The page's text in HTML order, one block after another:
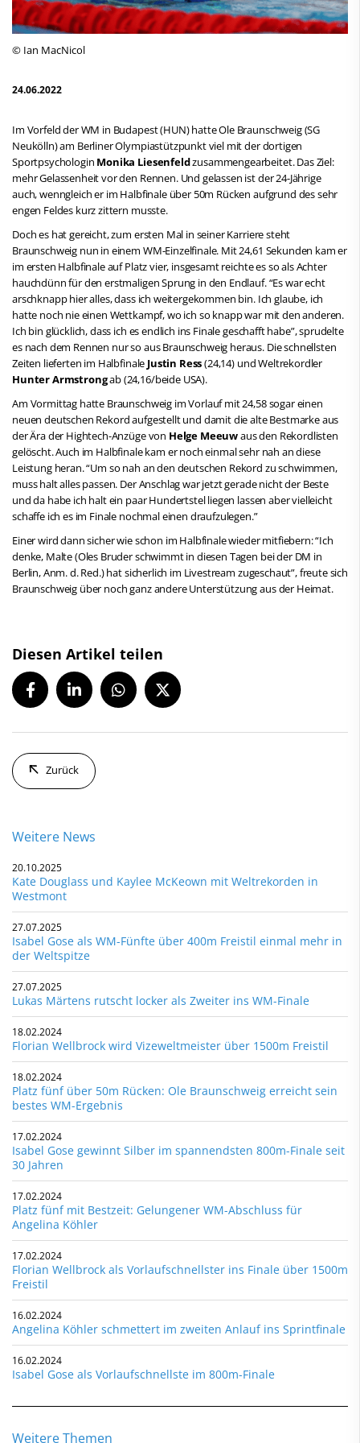
© Ian MacNicol
24.06.2022
Im Vorfeld der WM in Budapest (HUN) hatte Ole Braunschweig (SG
Neukölln) am Berliner Olympiastützpunkt viel mit der dortigen
Sportpsychologin Monika Liesenfeldzusammengearbeitet. Das Ziel:
mehr Gelassenheit vor den Rennen. Und gelassen ist der 24-Jährige
auch, wenngleich er im Halbfinale über 50m Rücken aufgrund des sehr
engen Feldes kurz zittern musste.
Doch es hat gereicht, zum ersten Mal in seiner Karriere steht
Braunschweig nun in einem WM-Einzelfinale. Mit 24,61 Sekunden kam er
im ersten Halbfinale auf Platz vier, insgesamt reichte es so als Achter
hauchdünn für den erstmaligen Sprung in den Endlauf. “Es war echt
arschknapp hier alles, dass ich weitergekommen bin. Ich glaube, ich
hatte noch nie einen Wettkampf, wo ich so knapp war mit den anderen.
Ich bin glücklich, dass ich es endlich ins Finale geschafft habe”, sprudelte
es nach dem Rennen nur so aus Braunschweig heraus. Die schnellsten
Zeiten lieferten im Halbfinale Justin Ress(24,14) und Weltrekordler
Hunter Armstrongab (24,16/beide USA).
Am Vormittag hatte Braunschweig im Vorlauf mit 24,58 sogar einen
neuen deutschen Rekord aufgestellt und damit die alte Bestmarke aus
der Ära der Hightech-Anzüge von Helge Meeuwaus den Rekordlisten
gelöscht. Auch im Halbfinale kam er noch einmal sehr nah an diese
Leistung heran. “Um so nah an den deutschen Rekord zu schwimmen,
muss halt alles passen. Der Anschlag war jetzt gerade nicht der Beste
und da habe ich halt ein paar Hundertstel liegen lassen aber vielleicht
schaffe ich es im Finale nochmal einen draufzulegen.”
Einer wird dann sicher wie schon im Halbfinale wieder mitfiebern: “Ich
denke, Malte (Oles Bruder schwimmt in diesen Tagen bei der DM in
Berlin, Anm. d. Red.) hat sicherlich im Livestream zugeschaut”, freute sich
Braunschweig über noch ganz andere Unterstützung aus der Heimat.
Diesen Artikel teilen
Zurück
Weitere News
20.10.2025
Kate Douglass und Kaylee McKeown mit Weltrekorden in
Westmont
27.07.2025
Isabel Gose als WM-Fünfte über 400m Freistil einmal mehr in
der Weltspitze
27.07.2025
Lukas Märtens rutscht locker als Zweiter ins WM-Finale
18.02.2024
Florian Wellbrock wird Vizeweltmeister über 1500m Freistil
18.02.2024
Platz fünf über 50m Rücken: Ole Braunschweig erreicht sein
bestes WM-Ergebnis
17.02.2024
Isabel Gose gewinnt Silber im spannendsten 800m-Finale seit
30 Jahren
17.02.2024
Platz fünf mit Bestzeit: Gelungener WM-Abschluss für
Angelina Köhler
17.02.2024
Florian Wellbrock als Vorlaufschnellster ins Finale über 1500m
Freistil
16.02.2024
Angelina Köhler schmettert im zweiten Anlauf ins Sprintfinale
16.02.2024
Isabel Gose als Vorlaufschnellste im 800m-Finale
Weitere Themen